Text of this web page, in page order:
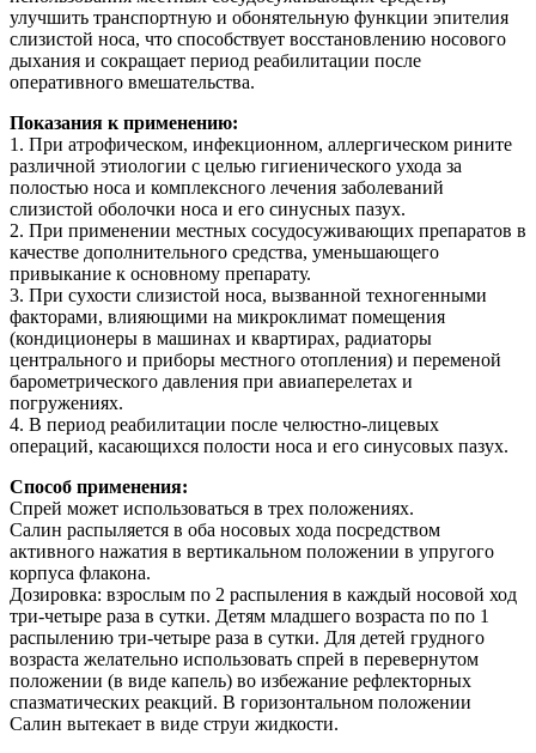
улучшить транспортную и обонятельную функции эпителия
слизистой носа, что способствует восстановлению носового
дыхания и сокращает период реабилитации после
оперативного вмешательства.
Показания к применению:
1. При атрофическом, инфекционном, аллергическом рините
различной этиологии с целью гигиенического ухода за
полостью носа и комплексного лечения заболеваний
слизистой оболочки носа и его синусных пазух.
2. При применении местных сосудосуживающих препаратов в
качестве дополнительного средства, уменьшающего
привыкание к основному препарату.
3. При сухости слизистой носа, вызванной техногенными
факторами, влияющими на микроклимат помещения
(кондиционеры в машинах и квартирах, радиаторы
центрального и приборы местного отопления) и переменой
барометрического давления при авиаперелетах и
погружениях.
4. В период реабилитации после челюстно-лицевых
операций, касающихся полости носа и его синусовых пазух.
Способ применения:
Спрей может использоваться в трех положениях.
Салин распыляется в оба носовых хода посредством
активного нажатия в вертикальном положении в упругого
корпуса флакона.
Дозировка: взрослым по 2 распыления в каждый носовой ход
три-четыре раза в сутки. Детям младшего возраста по по 1
распылению три-четыре раза в сутки. Для детей грудного
возраста желательно использовать спрей в перевернутом
положении (в виде капель) во избежание рефлекторных
спазматических реакций. В горизонтальном положении
Салин вытекает в виде струи жидкости.